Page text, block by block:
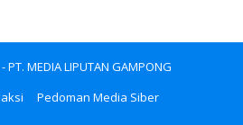
MEDIA LIPUTAN GAMPONG
Pedoman Media Siber